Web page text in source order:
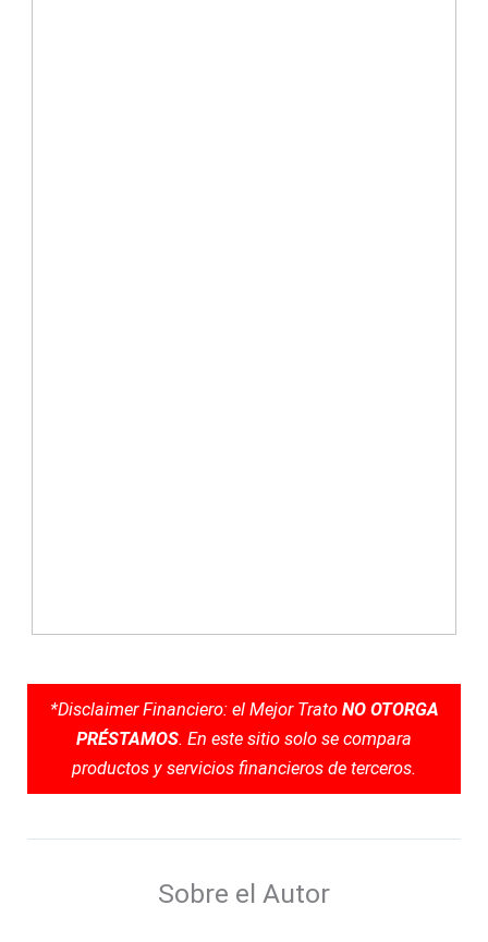
*Disclaimer Financiero: el Mejor Trato NO OTORGA
PRÉSTAMOS. En este sitio solo se compara
productos y servicios financieros de terceros.
Sobre el Autor